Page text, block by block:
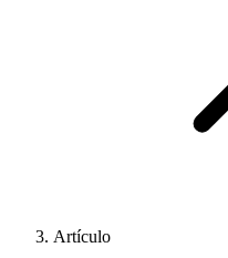
Artículo